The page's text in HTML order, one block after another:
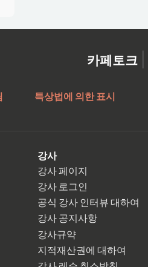
카페토크 |
특상법에 의한 표시
강사
강사 페이지
강사 로그인
공식 강사 인터뷰 대하여
강사 공지사항
강사규약
지적재산권에 대하여